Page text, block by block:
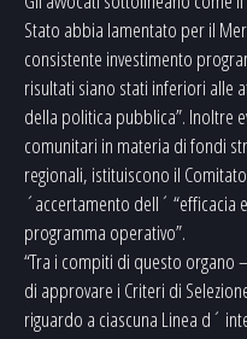
Stato abbia lamentato per il
consistente investimento
risultati siano stati inferiori alle
della politica pubblica”. Inoltre
comunitari in materia di fondi
regionali, istituiscono il
´accertamento dell´ “efficacia
programma operativo”.
“Tra i compiti di questo organo
di approvare i Criteri di
riguardo a ciascuna Linea d´